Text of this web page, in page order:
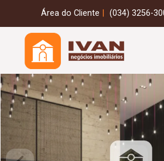
Área do Cliente (034) 3256-